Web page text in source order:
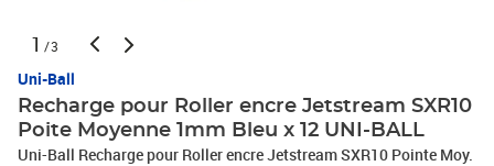
1 /3
Uni-Ball
Recharge pour Roller encre Jetstream SXR10
Poite Moyenne 1mm Bleu x 12 UNI-BALL
Uni-Ball Recharge pour Roller encre Jetstream SXR10 Pointe Moy.